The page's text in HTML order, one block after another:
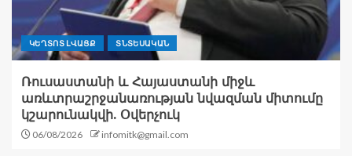
ԿԵՂՏՈՏ ԼՎԱՑՔ ՏՆՏԵՍԱԿԱՆ
Ռուսաստանի և Հայաստանի միջև
առևտրաշրջանառության նվազման միտումը
կշարունակվի. Օվերչուկ
06/08/2026 infomitk@gmail.com